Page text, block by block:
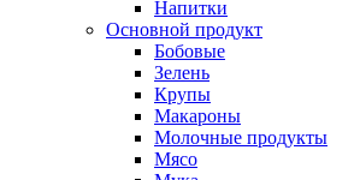
Напитки
Основной продукт
Бобовые
Зелень
Крупы
Макароны
Молочные продукты
Мясо